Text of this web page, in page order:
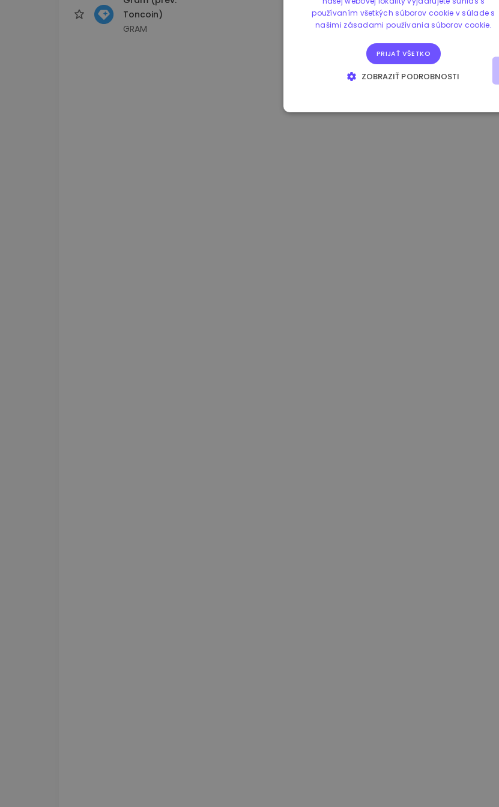
Toncoin)
GRAM
1.160000 € -4.10% 3.2B €
používaním všetkých súborov cookie v súlade s
našimi zásadami používania súborov cookie.
PRIJAŤ VŠETKO
ZOBRAZIŤ PODROBNOSTI